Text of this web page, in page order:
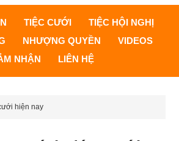
TIỆC CƯỚI
TIỆC HỘI NGHỊ
NHƯỢNG QUYỀN
VIDEOS
NHẬN
LIÊN HỆ
hiện nay